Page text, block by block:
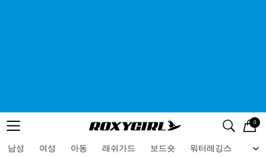
메뉴 검색
로고 0
남성 여성 아동 래쉬가드 보드숏 워터레깅스 비
메뉴